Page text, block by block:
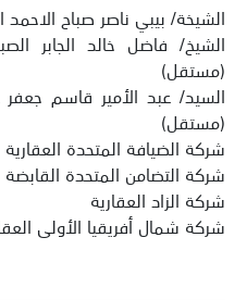
الشيخة/ بيبي ناصر صباح
الشيخ/ فاضل خالد الجابر
(مستقل)
السيد/ عبد الأمير قاسم
(مستقل)
شركة الضيافة المتحدة العقارية
شركة التضامن المتحدة القابضة
شركة الزاد العقارية
شركة شمال أفريقيا الأولى